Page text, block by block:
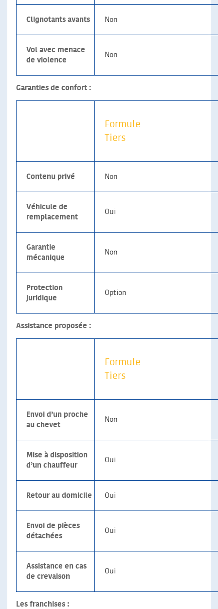
Clignotants avants Non
Vol avec menace
de violence
Non
Garanties de confort :
Formule
Tiers
Contenu privé Non
Véhicule de
remplacement
Oui
Garantie
mécanique
Non
Protection
juridique
Option
Assistance proposée :
Formule
Tiers
Envoi d’un proche
au chevet
Non
Mise à disposition
d’un chauffeur
Oui
Retour au domicile Oui
Envoi de pièces
détachées
Oui
Assistance en cas
de crevaison
Oui
Les franchises :